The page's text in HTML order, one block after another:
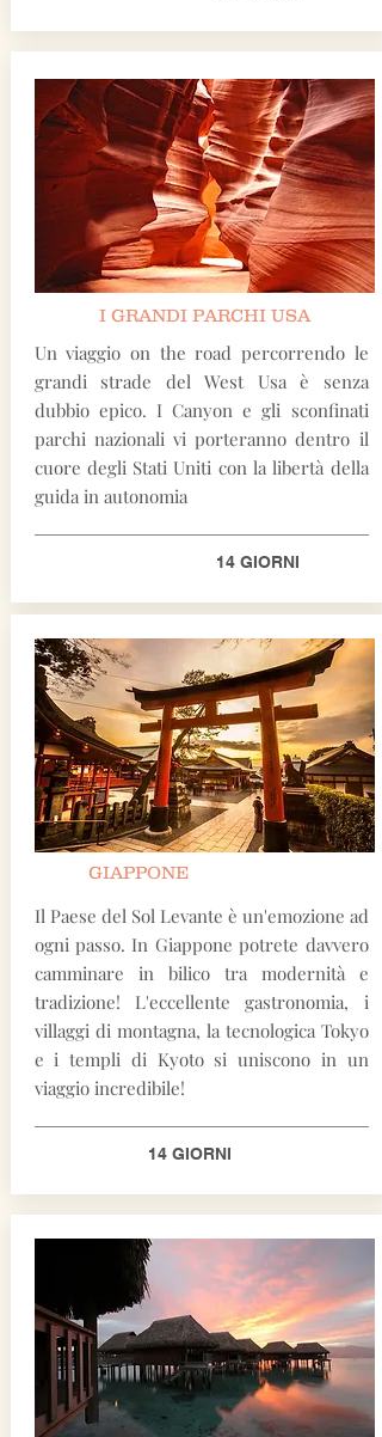
I GRANDI PARCHI USA
Un viaggio on the road percorrendo le
grandi strade del West Usa è senza
dubbio epico. I Canyon e gli sconfinati
parchi nazionali vi porteranno dentro il
cuore degli Stati Uniti con la libertà della
guida in autonomia
14 GIORNI
GIAPPONE
Il Paese del Sol Levante è un'emozione ad
ogni passo. In Giappone potrete davvero
camminare in bilico tra modernità e
tradizione! L'eccellente gastronomia, i
villaggi di montagna, la tecnologica Tokyo
e i templi di Kyoto si uniscono in un
viaggio incredibile!
14 GIORNI